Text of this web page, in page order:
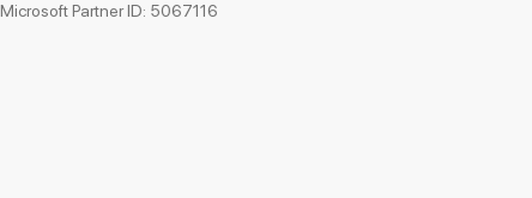
Microsoft Partner ID: 5067116